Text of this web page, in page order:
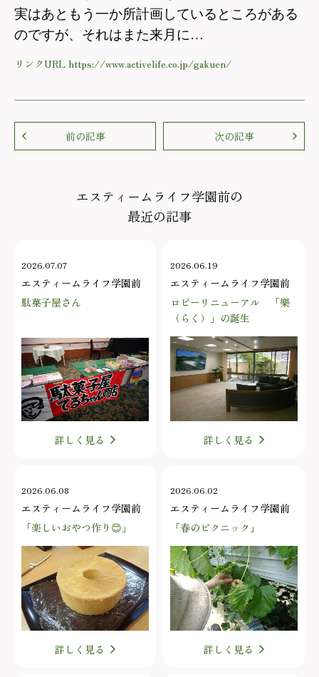
実はあともう一か所計画しているところがある
のですが、それはまた来月に…
リンクURL https://www.activelife.co.jp/gakuen/
前の記事 次の記事
エスティームライフ学園前の
最近の記事
2026.07.07
エスティームライフ学園前
駄菓子屋さん
詳しく見る
2026.06.19
エスティームライフ学園前
ロビーリニューアル 「樂
（らく）」の誕生
詳しく見る
2026.06.08
エスティームライフ学園前
「楽しいおやつ作り😊」
詳しく見る
2026.06.02
エスティームライフ学園前
「春のピクニック」
詳しく見る